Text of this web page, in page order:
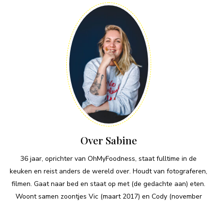
Over Sabine
36 jaar, oprichter van OhMyFoodness, staat fulltime in de
keuken en reist anders de wereld over. Houdt van fotograferen,
filmen. Gaat naar bed en staat op met (de gedachte aan) eten.
Woont samen zoontjes Vic (maart 2017) en Cody (november